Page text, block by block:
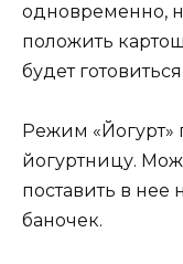
одновременно,
положить
будет
Режим «Йогурт»
йогуртницу.
поставить в
баночек.